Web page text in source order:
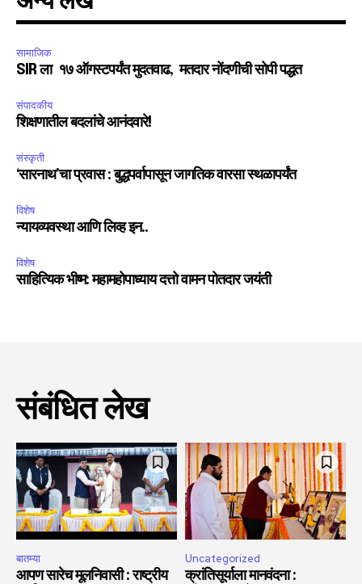
सामाजिक
SIR ला १७ ऑगस्टपर्यंत मुदतवाढ, मतदार नोंदणीची सोपी पद्धत
संपादकीय
शिक्षणातील बदलांचे आनंदवारे!
संस्कृती
‘सारनाथ’चा प्रवास : बुद्धपर्वापासून जागतिक वारसा स्थळापर्यंत
विशेष
न्यायव्यवस्था आणि लिव्ह इन..
विशेष
साहित्यिक भीष्म: महामहोपाध्याय दत्तो वामन पोतदार जयंती
संबंधित लेख
बातम्या
आपण सारेच मूलनिवासी : राष्ट्रीय
Uncategorized
क्रांतिसूर्याला मानवंदना :